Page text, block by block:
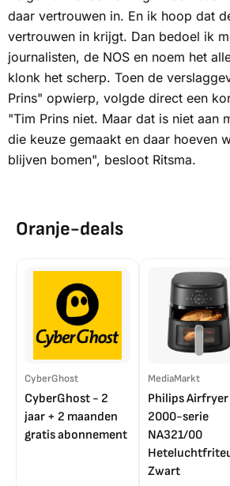
daar vertrouwen in. En ik hoop dat
vertrouwen in krijgt. Dan bedoel ik
journalisten, de NOS en noem het
klonk het scherp. Toen de
Prins" opwierp, volgde direct een
"Tim Prins niet. Maar dat is niet aan
die keuze gemaakt en daar hoeven
blijven bomen", besloot Ritsma.
Oranje-deals
CyberGhost
CyberGhost - 2
jaar + 2 maanden
gratis abonnement
MediaMarkt
Philips Airfryer
2000-serie
NA321/00
Zwart